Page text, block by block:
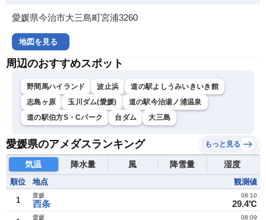
愛媛県今治市大三島町宮浦3260
地図を見る
周辺のおすすめスポット
野間馬ハイランド 波止浜
道の駅よしうみいきいき館
志島ヶ原
玉川ダム(愛媛)
道の駅今治湯ノ浦温泉
道の駅伯方S・Cパーク
台ダム 大三島
愛媛県のアメダスランキング もっと見る
気温 降水量 風 降雪量 湿度
順位 地点 観測値
1 西条
愛媛
29.4℃
08:10
愛媛 08:09